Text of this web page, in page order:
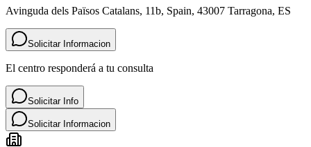
Avinguda dels Països Catalans, 11b, Spain, 43007 Tarragona, ES
Solicitar Informacion
El centro responderá a tu consulta
Solicitar Info
Solicitar Informacion